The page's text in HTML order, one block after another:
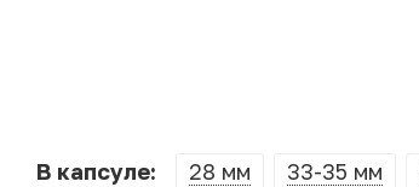
В капсуле: 28 мм 33-35 мм